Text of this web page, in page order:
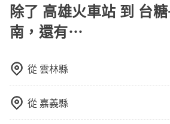
在預定時要不選擇評分高、評論多
要再人工電話與飯店確認。預訂民宿
煩，有些時候直接打電話問的價格可
介意多花一點錢省下這些瑣碎的事
您的需求安排的。
除了 高雄火車站 到 台
南，還有⋯
從雲林縣
從 嘉義縣